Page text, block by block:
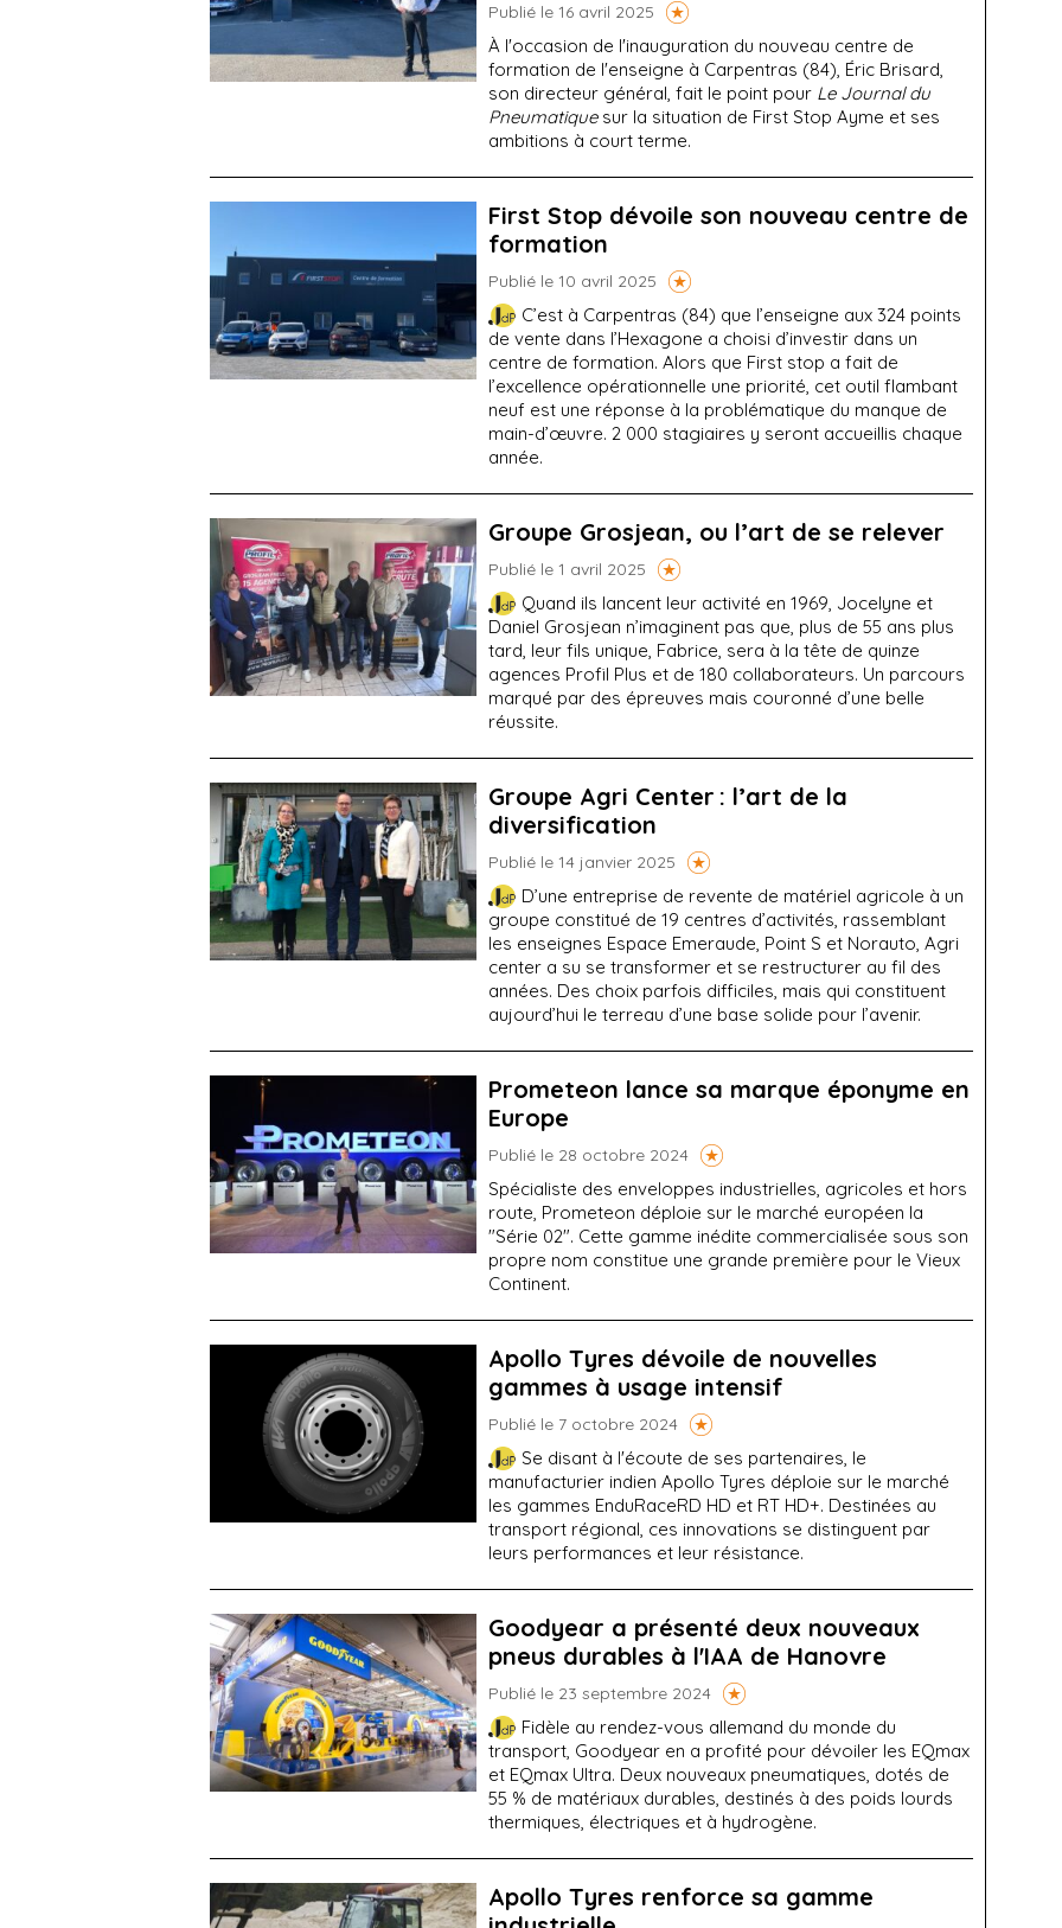
Publié le 16 avril 2025
À l'occasion de l'inauguration du nouveau centre de
formation de l'enseigne à Carpentras (84), Éric Brisard,
son directeur général, fait le point pour Le Journal du
Pneumatiquesur la situation de First Stop Ayme et ses
ambitions à court terme.
First Stop dévoile son nouveau centre de
formation
Publié le 10 avril 2025
C’est à Carpentras (84) que l’enseigne aux 324 points
de vente dans l’Hexagone a choisi d’investir dans un
centre de formation. Alors que First stop a fait de
l’excellence opérationnelle une priorité, cet outil flambant
neuf est une réponse à la problématique du manque de
main-d’œuvre. 2 000 stagiaires y seront accueillis chaque
année.
Groupe Grosjean, ou l’art de se relever
Publié le 1 avril 2025
Quand ils lancent leur activité en 1969, Jocelyne et
Daniel Grosjean n’imaginent pas que, plus de 55 ans plus
tard, leur fils unique, Fabrice, sera à la tête de quinze
agences Profil Plus et de 180 collaborateurs. Un parcours
marqué par des épreuves mais couronné d’une belle
réussite.
Groupe Agri Center : l’art de la
diversification
Publié le 14 janvier 2025
D’une entreprise de revente de matériel agricole à un
groupe constitué de 19 centres d’activités, rassemblant
les enseignes Espace Emeraude, Point S et Norauto, Agri
center a su se transformer et se restructurer au fil des
années. Des choix parfois difficiles, mais qui constituent
aujourd’hui le terreau d’une base solide pour l’avenir.
Prometeon lance sa marque éponyme en
Europe
Publié le 28 octobre 2024
Spécialiste des enveloppes industrielles, agricoles et hors
route, Prometeon déploie sur le marché européen la
"Série 02". Cette gamme inédite commercialisée sous son
propre nom constitue une grande première pour le Vieux
Continent.
Apollo Tyres dévoile de nouvelles
gammes à usage intensif
Publié le 7 octobre 2024
Se disant à l'écoute de ses partenaires, le
manufacturier indien Apollo Tyres déploie sur le marché
les gammes EnduRaceRD HD et RT HD+. Destinées au
transport régional, ces innovations se distinguent par
leurs performances et leur résistance.
Goodyear a présenté deux nouveaux
pneus durables à l'IAA de Hanovre
Publié le 23 septembre 2024
Fidèle au rendez-vous allemand du monde du
transport, Goodyear en a profité pour dévoiler les EQmax
et EQmax Ultra. Deux nouveaux pneumatiques, dotés de
55 % de matériaux durables, destinés à des poids lourds
thermiques, électriques et à hydrogène.
Apollo Tyres renforce sa gamme